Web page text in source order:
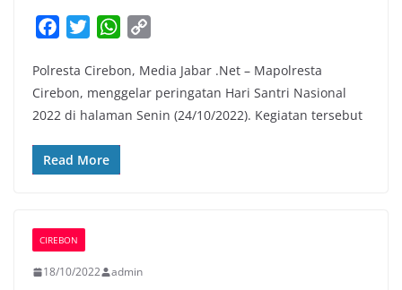
c
e
b
o
o
i
t
t
e
r
W
a
t
s
p
y
L
Polresta Cirebon, Media Jabar .Net – Mapolresta
Cirebon, menggelar peringatan Hari Santri Nasional
2022 di halaman Senin (24/10/2022). Kegiatan tersebut
Read More
CIREBON
18/10/2022 admin